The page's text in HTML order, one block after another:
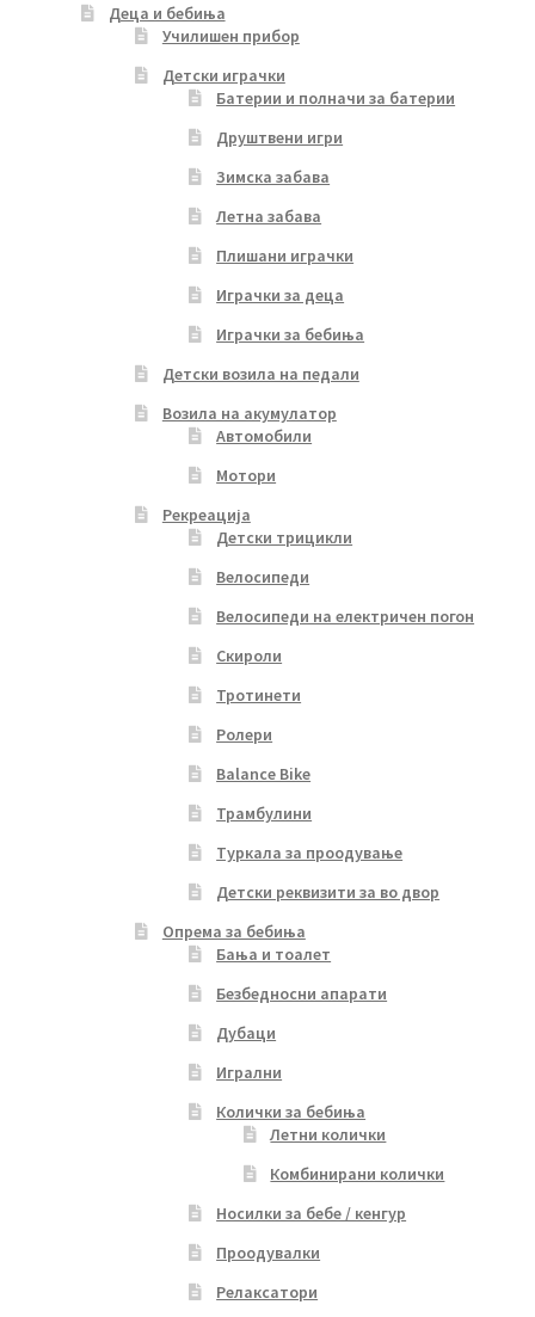
Деца и бебиња
Училишен прибор
Детски играчки
Батерии и полначи за батерии
Друштвени игри
Зимска забава
Летна забава
Плишани играчки
Играчки за деца
Играчки за бебиња
Детски возила на педали
Возила на акумулатор
Автомобили
Мотори
Рекреација
Детски трицикли
Велосипеди
Велосипеди на електричен погон
Скироли
Тротинети
Ролери
Balance Bike
Трамбулини
Туркала за проодување
Детски реквизити за во двор
Опрема за бебиња
Бања и тоалет
Безбедносни апарати
Дубаци
Игрални
Колички за бебиња
Летни колички
Комбинирани колички
Носилки за бебе / кенгур
Проодувалки
Релаксатори